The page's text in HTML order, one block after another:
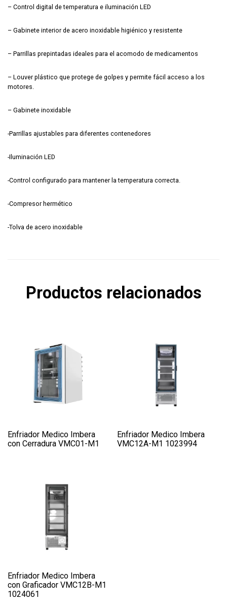
– Control digital de temperatura e iluminación LED
– Gabinete interior de acero inoxidable higiénico y resistente
– Parrillas prepintadas ideales para el acomodo de medicamentos
– Louver plástico que protege de golpes y permite fácil acceso a los
motores.
– Gabinete inoxidable
-Parrillas ajustables para diferentes contenedores
-Iluminación LED
-Control configurado para mantener la temperatura correcta.
-Compresor hermético
-Tolva de acero inoxidable
Productos relacionados
Enfriador Medico Imbera
con Cerradura VMC01-M1
Enfriador Medico Imbera
VMC12A-M1 1023994
Enfriador Medico Imbera
con Graficador VMC12B-M1
1024061